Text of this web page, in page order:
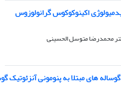
اکینوکوکوس گرانولوزوس
محمدرضا متوسل الحسینی
های مبتلا به پنومونی آنزئوتیک